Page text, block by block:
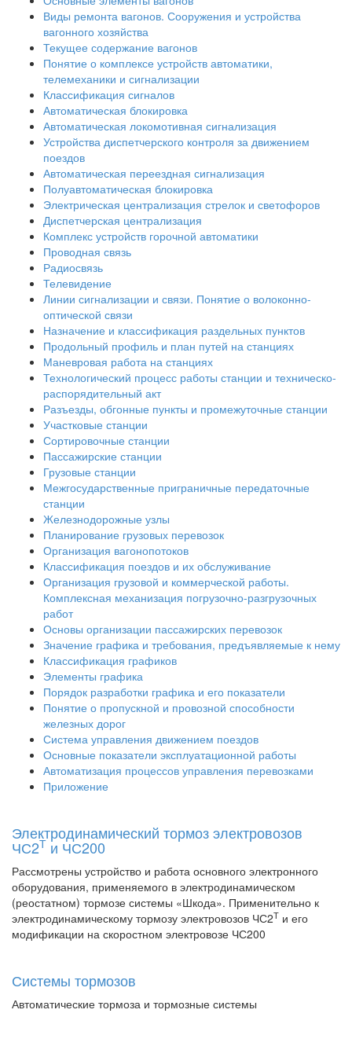
Виды ремонта вагонов. Сооружения и устройства
вагонного хозяйства
Текущее содержание вагонов
Понятие о комплексе устройств автоматики,
телемеханики и сигнализации
Классификация сигналов
Автоматическая блокировка
Автоматическая локомотивная сигнализация
Устройства диспетчерского контроля за движением
поездов
Автоматическая переездная сигнализация
Полуавтоматическая блокировка
Электрическая централизация стрелок и светофоров
Диспетчерская централизация
Комплекс устройств горочной автоматики
Проводная связь
Радиосвязь
Телевидение
Линии сигнализации и связи. Понятие о волоконно-
оптической связи
Назначение и классификация раздельных пунктов
Продольный профиль и план путей на станциях
Маневровая работа на станциях
Технологический процесс работы станции и техническо-
распорядительный акт
Разъезды, обгонные пункты и промежуточные станции
Участковые станции
Сортировочные станции
Пассажирские станции
Грузовые станции
Межгосударственные приграничные передаточные
станции
Железнодорожные узлы
Планирование грузовых перевозок
Организация вагонопотоков
Классификация поездов и их обслуживание
Организация грузовой и коммерческой работы.
Комплексная механизация погрузочно-разгрузочных
работ
Основы организации пассажирских перевозок
Значение графика и требования, предъявляемые к нему
Классификация графиков
Элементы графика
Порядок разработки графика и его показатели
Понятие о пропускной и провозной способности
железных дорог
Система управления движением поездов
Основные показатели эксплуатационной работы
Автоматизация процессов управления перевозками
Приложение
Электродинамический тормоз электровозов
ЧС2Т и ЧС200
Рассмотрены устройство и работа основного электронного
оборудования, применяемого в электродинамическом
(реостатном) тормозе системы «Шкода». Применительно к
электродинамическому тормозу электровозов ЧС2Т и его
модификации на скоростном электровозе ЧС200
Системы тормозов
Автоматические тормоза и тормозные системы